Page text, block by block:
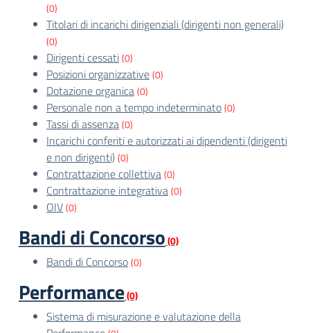
(0)
Titolari di incarichi dirigenziali (dirigenti non generali)
(0)
Dirigenti cessati(0)
Posizioni organizzative(0)
Dotazione organica(0)
Personale non a tempo indeterminato(0)
Tassi di assenza(0)
Incarichi conferiti e autorizzati ai dipendenti (dirigenti
e non dirigenti)(0)
Contrattazione collettiva(0)
Contrattazione integrativa(0)
OIV(0)
Bandi di Concorso(0)
Bandi di Concorso(0)
Performance(0)
Sistema di misurazione e valutazione della